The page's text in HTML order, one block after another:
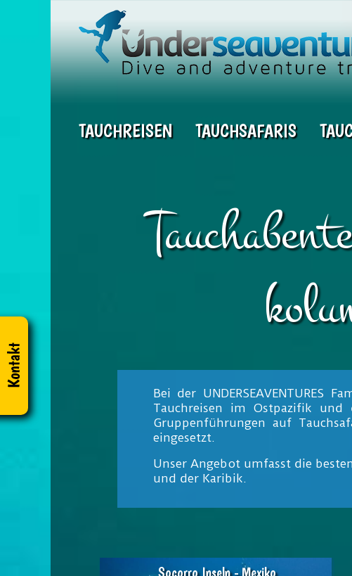
TAUCHREISEN TAUCHSAFARIS
Bei der
Tauchreisen im Ostpazifik
Gruppenführungen auf
eingesetzt.
Unser Angebot umfasst die
und der Karibik.
Socorro Inseln - Mexiko